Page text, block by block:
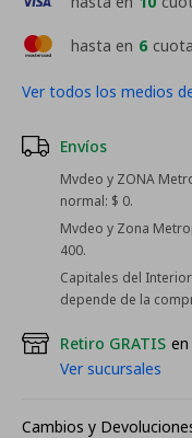
hasta en 6
Ver todos los medios
Envíos
Mvdeo y ZONA
normal: $ 0.
Mvdeo y Zona
400.
Capitales del Interior
depende de la
Retiro GRATIS en
Ver sucursales
Cambios y